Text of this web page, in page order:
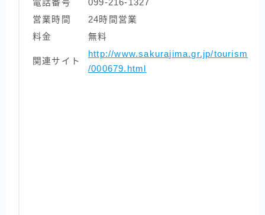
電話番号
099-216-1327
営業時間
24時間営業
料金
無料
関連サイト
http://www.sakurajima.gr.jp/tourism
/000679.html